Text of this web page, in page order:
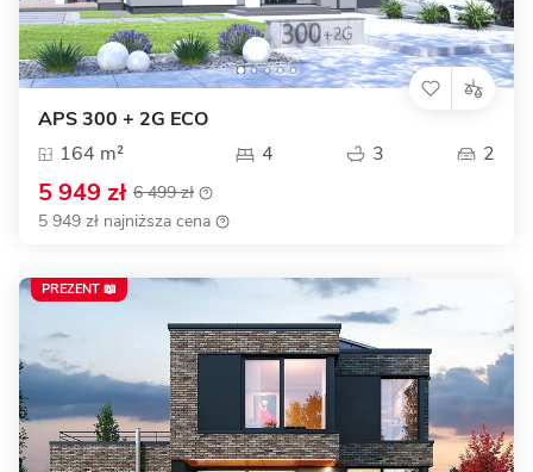
APS 300 + 2G ECO
164 m²
4 3 2
5 949 zł 6 499 zł
5 949 zł najniższa cena
PREZENT 📖